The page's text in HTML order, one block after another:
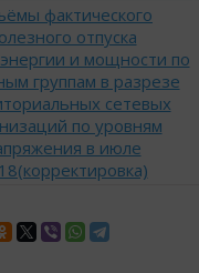
фактического
отпуска
и мощности по
группам в разрезе
сетевых
по уровням
в июле